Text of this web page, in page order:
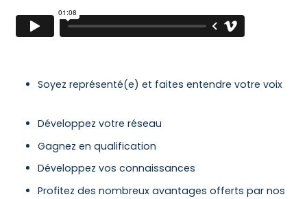
Soyez représenté(e) et faites entendre votre voix
Développez votre réseau
Gagnez en qualification
Développez vos connaissances
Profitez des nombreux avantages offerts par nos